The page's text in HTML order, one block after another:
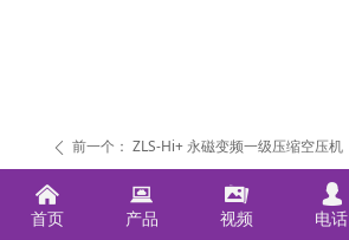
ꄴ 前一个： ZLS-Hi+ 永磁变频一级压缩空压机
ꄲ AS-HiT永磁集成一体式压缩空压机
낀
首页
뀵
产品
끡
视频
넙
电话